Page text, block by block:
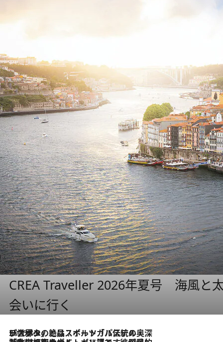
CREA Traveller 2026年夏号 海風と
会いに行く
2026.8.8
リスボンの絶品スイーツ「パステル・デ・ナタ」とは？ポルトガル伝統の奥深い世界へ